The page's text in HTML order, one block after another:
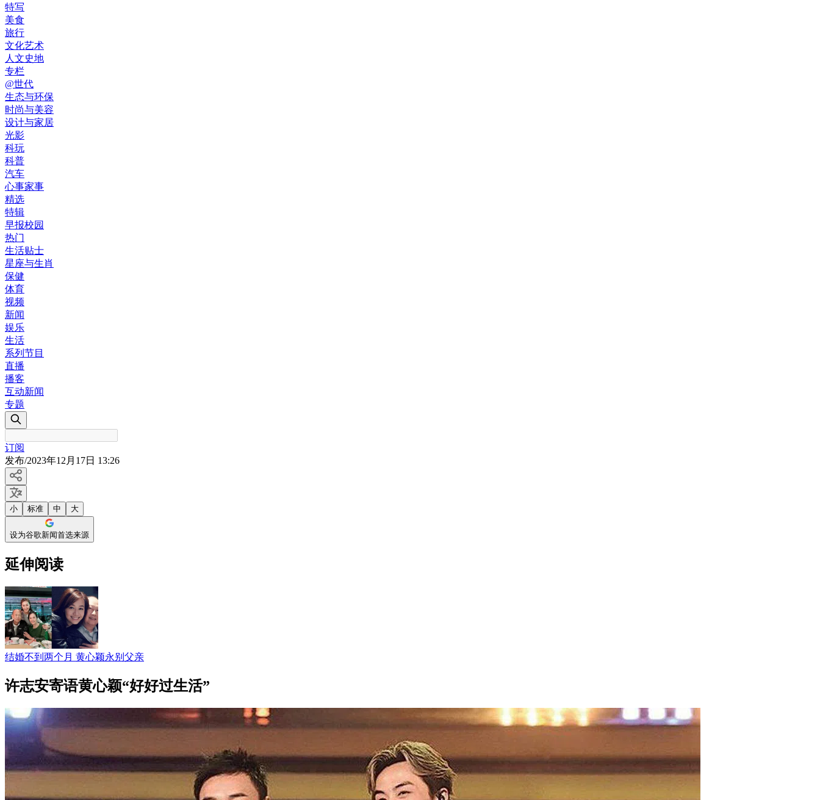
特写
美食
旅行
文化艺术
人文史地
专栏
@世代
生态与环保
时尚与美容
设计与家居
光影
科玩
科普
汽车
心事家事
精选
特辑
早报校园
热门
生活贴士
星座与生肖
保健
体育
视频
新闻
娱乐
生活
系列节目
直播
播客
互动新闻
专题
订阅
发布/2023年12月17日 13:26
小 标准 中 大
设为谷歌新闻首选来源
延伸阅读
结婚不到两个月 黄心颖永别父亲
许志安寄语黄心颖“好好过生活”